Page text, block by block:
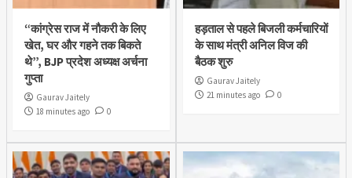
“कांग्रेस राज में नौकरी के लिए
खेत, घर और गहने तक बिकते
थे”, BJP प्रदेश अध्यक्ष अर्चना
गुप्ता
Gaurav Jaitely
18 minutes ago
0
हड़ताल से पहले बिजली कर्मचारियों
के साथ मंत्री अनिल विज की
बैठक शुरु
Gaurav Jaitely
21 minutes ago
0